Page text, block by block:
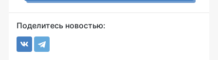
Поделитесь новостью: